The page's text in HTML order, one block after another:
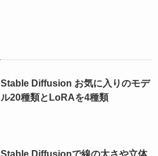
Stable Diffusion お気に入りのモデ
ル20種類とLoRAを4種類
Stable Diffusionで線の太さや立体